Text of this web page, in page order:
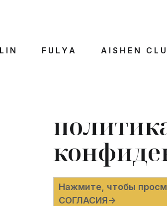
FULYA AISHEN
Нажмите, чтобы
СОГЛАСИЯ->